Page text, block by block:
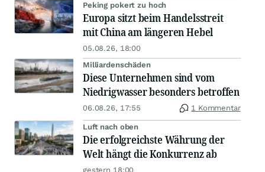
Peking pokert zu hoch
Europa sitzt beim Handelsstreit
mit China am längeren Hebel
05.08.26, 18:00
Milliardenschäden
Diese Unternehmen sind vom
Niedrigwasser besonders betroffen
06.08.26, 17:55 1 Kommentar
Luft nach oben
Die erfolgreichste Währung der
Welt hängt die Konkurrenz ab
gestern 18:00